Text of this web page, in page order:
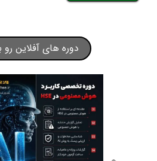
دوره های آفلاین رو